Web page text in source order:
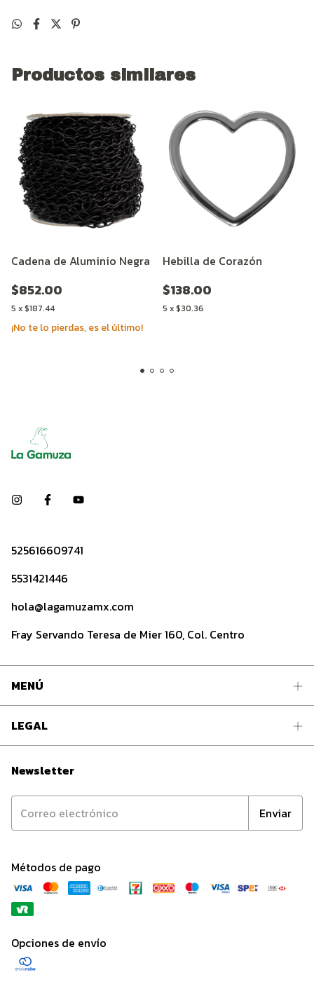
Productos similares
Cadena de Aluminio Negra
$852.00
5 x$187.44
¡No te lo pierdas, es el último!
Hebilla de Corazón
$138.00
5 x$30.36
525616609741
5531421446
hola@lagamuzamx.com
Fray Servando Teresa de Mier 160, Col. Centro
MENÚ
LEGAL
Newsletter
Métodos de pago
Opciones de envío